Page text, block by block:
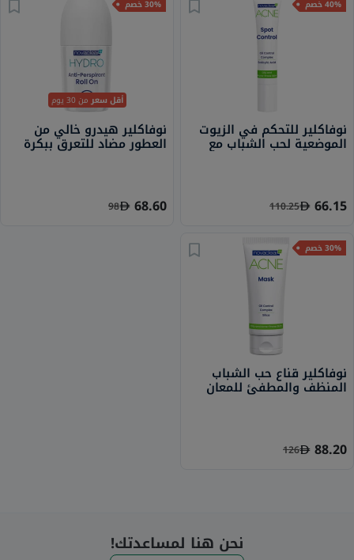
40% خصم
نوفاكلير للتحكم في الزيوت
الموضعية لحب الشباب مع
حمض الساليسيليك للبشرة
66.15
110.25
30% خصم
أقل سعر من 30 يوم
نوفاكلير هيدرو خالي من
العطور مضاد للتعرق ببكرة
دوارة 50 مل
68.60
98
30% خصم
نوفاكلير قناع حب الشباب
المنظف والمطفئ للمعان
للبشرة الدهنية والمعرضة
88.20
126
نحن هنا لمساعدتك!